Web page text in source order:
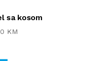
sa kosom
KM